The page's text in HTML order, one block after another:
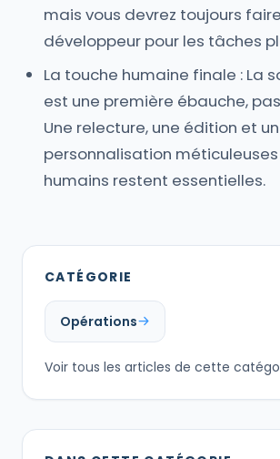
mais vous devrez toujours
développeur pour les tâches
La touche humaine finale : La
est une première ébauche,
Une relecture, une édition et
personnalisation
humains restent essentielles.
CATÉGORIE
Opérations
Voir tous les articles de cette